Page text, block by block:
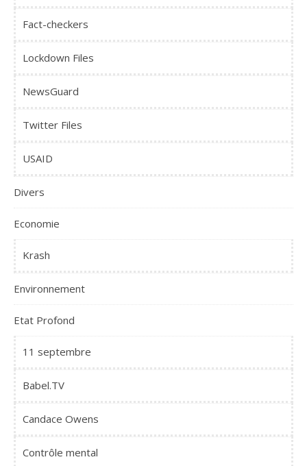
Fact-checkers
Lockdown Files
NewsGuard
Twitter Files
USAID
Divers
Economie
Krash
Environnement
Etat Profond
11 septembre
Babel.TV
Candace Owens
Contrôle mental